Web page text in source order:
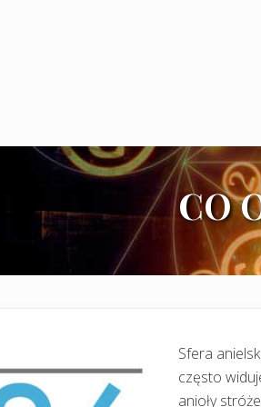
CO
Sfera
często
anioły